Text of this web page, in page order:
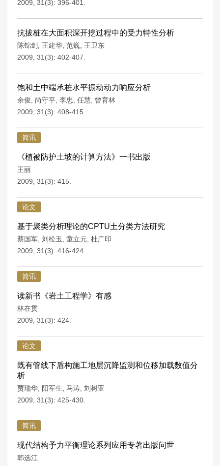
2009, 31(3): 396-401.
抗拔桩在大面积深开挖过程中的受力特性分析
陈锦剑 王建华 范巍
王卫东
2009, 31(3): 402-407.
饱和土中端承桩水平振动动力响应分析
余俊 尚守平 李忠 任慧 曾育林
2009, 31(3): 408-415.
简讯
《植被防护土坡的计算方法》一书出版
王丽
2009, 31(3): 415.
论文
基于聚类分析理论的CPTU土分类方法研究
蔡国军 刘松玉 童立元 杜广印
2009, 31(3): 416-424.
简讯
读新书《岩土工程学》有感
林在贯
2009, 31(3): 424.
论文
既有管线下盾构施工地层沉降监测和位移加载数值分
析
贾瑞华 阳军生 马涛 刘树亚
2009, 31(3): 425-430.
简讯
现代结构予力平衡理论系列应用专著出版问世
韩选江